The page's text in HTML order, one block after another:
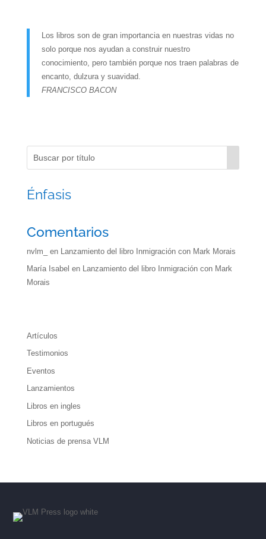
Los libros son de gran importancia en nuestras vidas no
solo porque nos ayudan a construir nuestro
conocimiento, pero también porque nos traen palabras de
encanto, dulzura y suavidad.
FRANCISCO BACON
Énfasis
Comentarios
nvlm_ en
Lanzamiento del libro Inmigración con Mark Morais
María Isabel en Lanzamiento del libro Inmigración con Mark
Morais
Artículos
Testimonios
Eventos
Lanzamientos
Libros en ingles
Libros en portugués
Noticias de prensa VLM